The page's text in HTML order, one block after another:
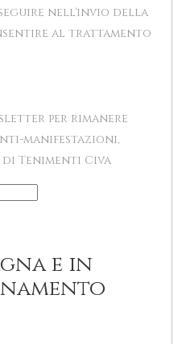
nell'invio della
al trattamento
per rimanere
manifestazioni,
Tenimenti Civa
e in